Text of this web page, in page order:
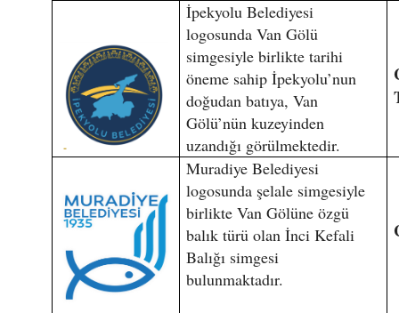
İpekyolu Belediyesi
logosunda Van Gölü
simgesiyle birlikte tarihi
öneme sahip İpekyolu’nun
doğudan batıya, Van
Gölü’nün kuzeyinden
uzandığı görülmektedir.
Muradiye Belediyesi
logosunda şelale simgesiyle
birlikte Van Gölüne özgü
balık türü olan İnci Kefali
Balığı simgesi
bulunmaktadır.